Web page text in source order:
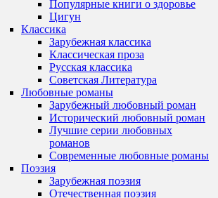
Популярные книги о здоровье
Цигун
Классика
Зарубежная классика
Классическая проза
Русская классика
Советская Литература
Любовные романы
Зарубежный любовный роман
Исторический любовный роман
Лучшие серии любовных
романов
Современные любовные романы
Поэзия
Зарубежная поэзия
Отечественная поэзия